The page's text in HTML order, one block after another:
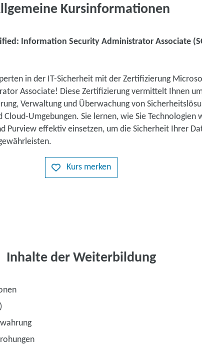
Kursinformationen
Information Security Administrator Associate
in der IT-Sicherheit mit der Zertifizierung
Associate! Diese Zertifizierung vermittelt Ihnen
Verwaltung und Überwachung von
Umgebungen. Sie lernen, wie Sie Technologien
Purview effektiv einsetzen, um die Sicherheit Ihrer
Kurs merken
Inhalte der Weiterbildung